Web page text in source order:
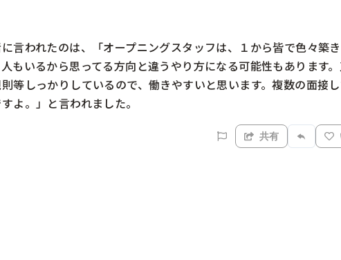
言われたのは、「オープニングスタッフは、１から皆で色々築
もいるから思ってる方向と違うやり方になる可能性もあります
等しっかりしているので、働きやすいと思います。複数の面接
よ。」と言われました。
共有